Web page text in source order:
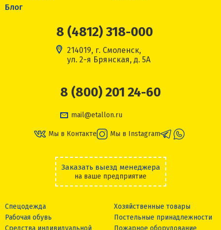
Блог
8 (4812) 318-000
214019, г. Смоленск,
ул. 2-я Брянская, д. 5А
8 (800) 201 24-60
mail@etallon.ru
Мы в Контакте Мы в Instagram
Заказать выезд менеджера
на ваше предприятие
Спецодежда
Рабочая обувь
Средства индивидуальной
Хозяйственные товары
Постельные принадлежности
Пожарное оборудование